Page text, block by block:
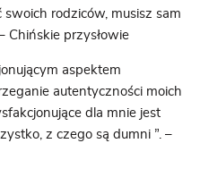
swoich rodziców, musisz sam
Chińskie przysłowie
aspektem
autentyczności moich
dla mnie jest
z czego są dumni ”. –